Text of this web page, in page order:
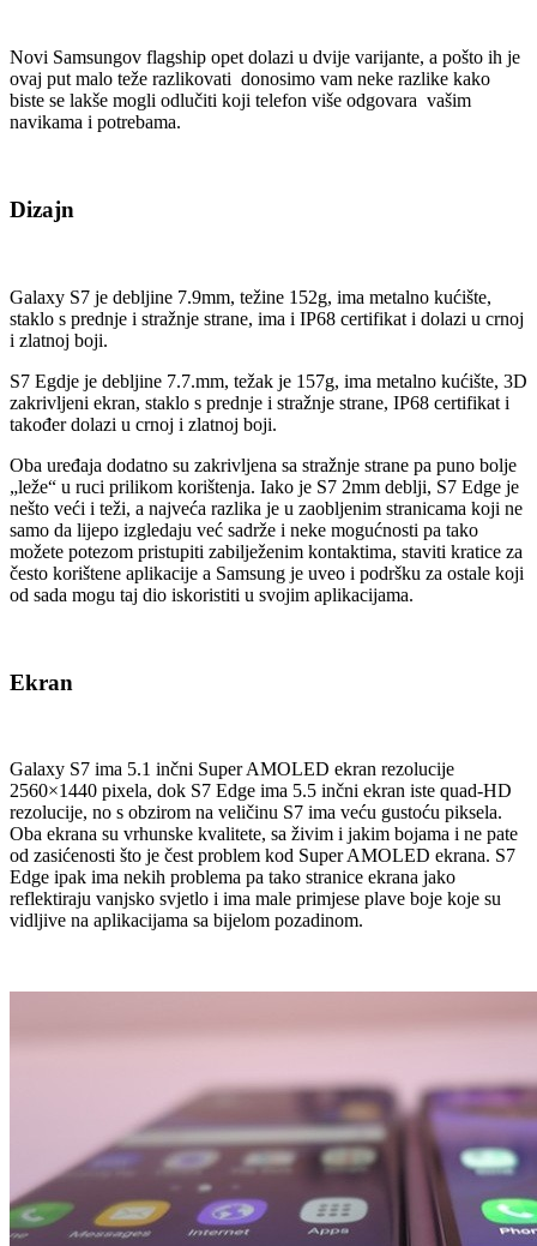
Novi Samsungov flagship opet dolazi u dvije varijante, a pošto ih je
ovaj put malo teže razlikovati donosimo vam neke razlike kako
biste se lakše mogli odlučiti koji telefon više odgovara vašim
navikama i potrebama.
Dizajn
Galaxy S7 je debljine 7.9mm, težine 152g, ima metalno kućište,
staklo s prednje i stražnje strane, ima i IP68 certifikat i dolazi u crnoj
i zlatnoj boji.
S7 Egdje je debljine 7.7.mm, težak je 157g, ima metalno kućište, 3D
zakrivljeni ekran, staklo s prednje i stražnje strane, IP68 certifikat i
također dolazi u crnoj i zlatnoj boji.
Oba uređaja dodatno su zakrivljena sa stražnje strane pa puno bolje
„leže“ u ruci prilikom korištenja. Iako je S7 2mm deblji, S7 Edge je
nešto veći i teži, a najveća razlika je u zaobljenim stranicama koji ne
samo da lijepo izgledaju već sadrže i neke mogućnosti pa tako
možete potezom pristupiti zabilježenim kontaktima, staviti kratice za
često korištene aplikacije a Samsung je uveo i podršku za ostale koji
od sada mogu taj dio iskoristiti u svojim aplikacijama.
Ekran
Galaxy S7 ima 5.1 inčni Super AMOLED ekran rezolucije
2560×1440 pixela, dok S7 Edge ima 5.5 inčni ekran iste quad-HD
rezolucije, no s obzirom na veličinu S7 ima veću gustoću piksela.
Oba ekrana su vrhunske kvalitete, sa živim i jakim bojama i ne pate
od zasićenosti što je čest problem kod Super AMOLED ekrana. S7
Edge ipak ima nekih problema pa tako stranice ekrana jako
reflektiraju vanjsko svjetlo i ima male primjese plave boje koje su
vidljive na aplikacijama sa bijelom pozadinom.